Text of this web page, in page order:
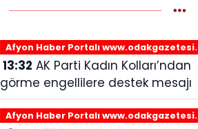
Afyon Haber Portalı
13:32
görme engellilere destek mesajı
Afyon Haber Portalı